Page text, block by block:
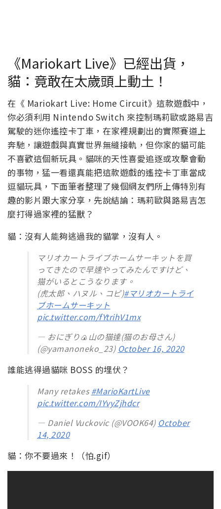
《Mariokart Live》已經出貨，
貓：竟敢在太歲頭上動土！
在《 Mariokart Live: Home Circuit》這款遊戲中，
你必須利用 Nintendo Switch 來控制瑪莉歐或路易吉
駕駛的迷你遙控卡丁車，在家裡規劃出的實際賽道上
奔馳，讓遊戲與真實世界無縫接軌，但你家的貓可能
不喜歡這個新玩具。貓咪的天性喜愛追逐或攻擊會動
的事物，猛一看還真能把這款遊戲的遙控卡丁車當成
逗貓玩具，下面筆者整理了幾個網友們所上傳特別有
趣的影片跟大家分享，先說結論：瑪莉歐與路易吉怎
麼打得過家裡的猛獸？
貓：沒有人能夠逃過我的貓掌，沒有人。
マリオカートライブホームサーキットを買
ってきたので早速やってみたんですけど、
猫がいるとこうなります。
(虎太郎、ハヌル、コピ)#マリオカートライ
ブホームサーキット
pic.twitter.com/fYtrihV1mx
— おにぎり🍙山の猫達(猫のお母さん)
(@yamanoneko_23) October 16, 2020
誰能逃得過貓咪 BOSS 的埋伏？
Many retakes#MarioKartLive
pic.twitter.com/IYvyZjhdcr
— Daniel Vuckovic (@VOOK64) October
14, 2020
貓：你不要過來！（怕.gif）